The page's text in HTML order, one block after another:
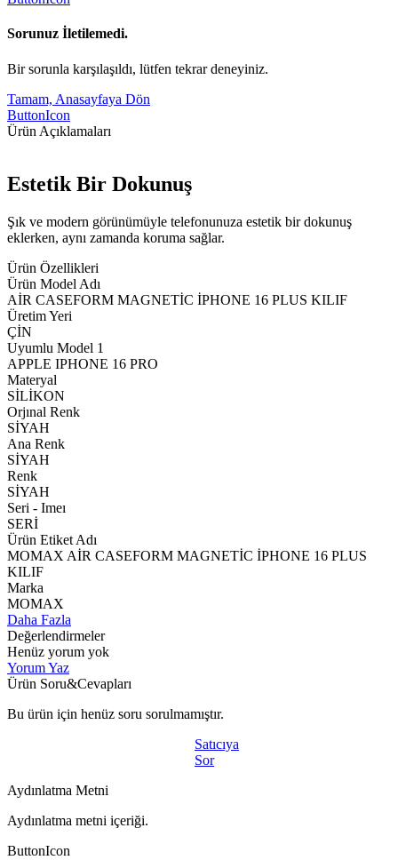
Sorunuz İletilemedi.
Bir sorunla karşılaşıldı, lütfen tekrar deneyiniz.
Tamam, Anasayfaya Dön
ButtonIcon
Ürün Açıklamaları
Estetik Bir Dokunuş
Şık ve modern görünümüyle telefonunuza estetik bir dokunuş
eklerken, aynı zamanda koruma sağlar.
Ürün Özellikleri
Ürün Model Adı
AİR CASEFORM MAGNETİC İPHONE 16 PLUS KILIF
Üretim Yeri
ÇİN
Uyumlu Model 1
APPLE IPHONE 16 PRO
Materyal
SİLİKON
Orjınal Renk
SİYAH
Ana Renk
SİYAH
Renk
SİYAH
Seri - Imeı
SERİ
Ürün Etiket Adı
MOMAX AİR CASEFORM MAGNETİC İPHONE 16 PLUS
KILIF
Marka
MOMAX
Daha Fazla
Değerlendirmeler
Henüz yorum yok
Yorum Yaz
Ürün Soru&Cevapları
Bu ürün için henüz soru sorulmamıştır.
Satıcıya
Sor
Aydınlatma Metni
Aydınlatma metni içeriği.
ButtonIcon